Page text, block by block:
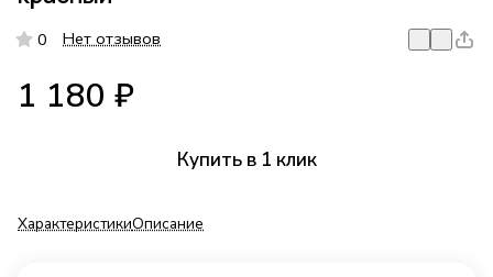
0 Нет отзывов
1 180 ₽
Купить в 1 клик
ХарактеристикиОписание